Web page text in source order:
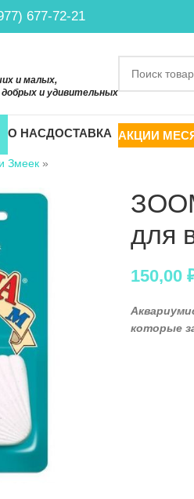
677-72-21
и малых,
и удивительных
О НАСДОСТАВКА АКЦИИ
Змеек »
для
150,00
которые